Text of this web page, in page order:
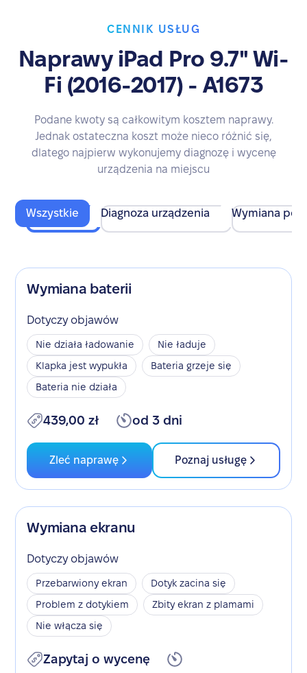
CENNIK USŁUG
Naprawy iPad Pro 9.7" Wi-
Fi (2016-2017) - A1673
Podane kwoty są całkowitym kosztem naprawy.
Jednak ostateczna koszt może nieco różnić się,
dlatego najpierw wykonujemy diagnozę i wycenę
urządzenia na miejscu
Wszystkie Diagnoza urządzenia Wymiana
Wymiana baterii
Dotyczy objawów
Nie działa ładowanie
Nie ładuje
Klapka jest wypukła
Bateria grzeje się
Bateria nie działa
439,00 zł od 3 dni
Zleć naprawę Poznaj usługę
Wymiana ekranu
Dotyczy objawów
Przebarwiony ekran
Dotyk zacina się
Problem z dotykiem
Zbity ekran z plamami
Nie włącza się
Zapytaj o wycenę